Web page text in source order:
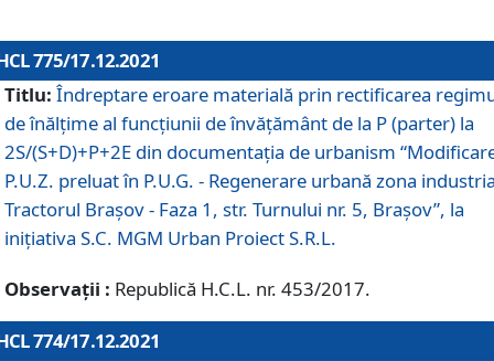
775/17.12.2021
Titlu: Îndreptare eroare materială prin rectificarea
de înălţime al funcţiunii de învăţământ de la P (parter) la
2S/(S+D)+P+2E din documentaţia de urbanism
P.U.Z. preluat în P.U.G. - Regenerare urbană zona
Tractorul Braşov - Faza 1, str. Turnului nr. 5, Braşov”, la
iniţiativa S.C. MGM Urban Proiect S.R.L.
Observații : Republică H.C.L. nr. 453/2017.
774/17.12.2021